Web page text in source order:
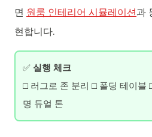
면 원룸 인테리어 시뮬레이션과
현합니다.
✅ 실행 체크
□ 러그로 존 분리 □ 폴딩 테이
명 듀얼 톤